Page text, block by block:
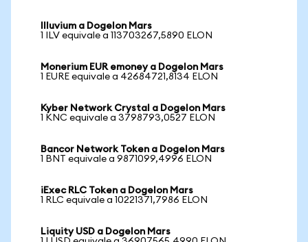
Illuvium a Dogelon Mars
1 ILV equivale a 113703267,5890 ELON
Monerium EUR emoney a Dogelon Mars
1 EURE equivale a 42684721,8134 ELON
Kyber Network Crystal a Dogelon Mars
1 KNC equivale a 3798793,0527 ELON
Bancor Network Token a Dogelon Mars
1 BNT equivale a 9871099,4996 ELON
iExec RLC Token a Dogelon Mars
1 RLC equivale a 10221371,7986 ELON
Liquity USD a Dogelon Mars